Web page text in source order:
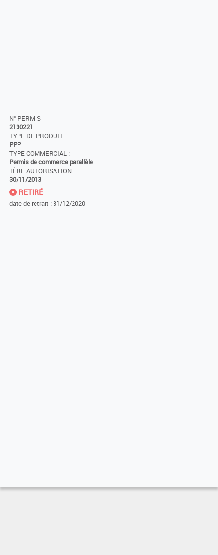
N° PERMIS
2130221
TYPE DE PRODUIT :
PPP
TYPE COMMERCIAL :
Permis de commerce parallèle
1ÈRE AUTORISATION :
30/11/2013
RETIRÉ
date de retrait : 31/12/2020